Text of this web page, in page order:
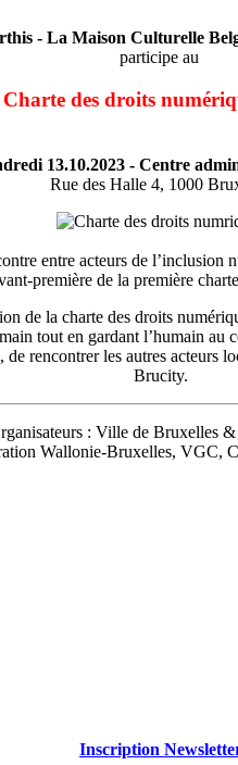
- La Maison Culturelle
participe au
des droits
13.10.2023 - Centre
Rue des Halle 4, 1000
entre acteurs de l’inclusion
première de la première
de la charte des droits
tout en gardant l’humain au
rencontrer les autres
Brucity.
: Ville de Bruxelles &
Wallonie-Bruxelles, VGC,
Inscription